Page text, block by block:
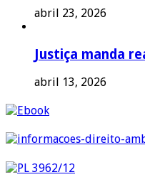
abril 23, 2026
Justiça manda
abril 13, 2026